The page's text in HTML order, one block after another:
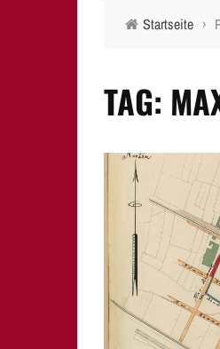
BAMBERG
FÜRTH
LAUF A.D. PEGNITZ
NEUMARKT I.D.OPF.
NÜRNBERG
PEGNITZ
Startseite ›
TAG: